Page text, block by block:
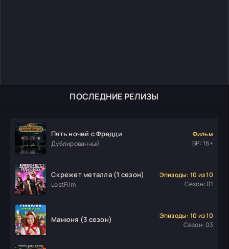
ПОСЛЕДНИЕ РЕЛИЗЫ
Пять ночей с Фредди
Дублированный
Фильм
ВР: 16+
Скрежет металла (1 сезон)
LostFilm
Эпизоды: 10 из 10
Сезон: 01
Манюня (3 сезон)
Эпизоды: 10 из 10
Сезон: 03